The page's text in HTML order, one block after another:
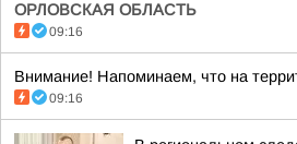
ОРЛОВСКАЯ ОБЛАСТЬ
09:16
Внимание! Напоминаем, что на
09:16